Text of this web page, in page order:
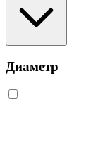
Диаметр